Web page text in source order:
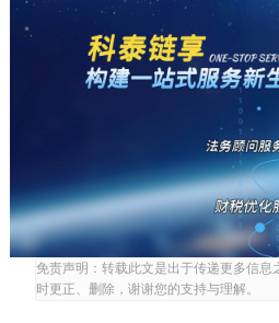
避免备案时间错误的方法：建
在规定时间前完成;提前了解各部
三、错误二：备案信息不准确
3.1 常见的备案信息问题
备案信息与实际情况不符是另
差;总投资额填报错误——与实际投
案、生产能力等信息错误——影响
3.2 信息不准确的后果
免责声明：转载此文是出于传递更多信
时更正、删除，谢谢您的支持与理解。